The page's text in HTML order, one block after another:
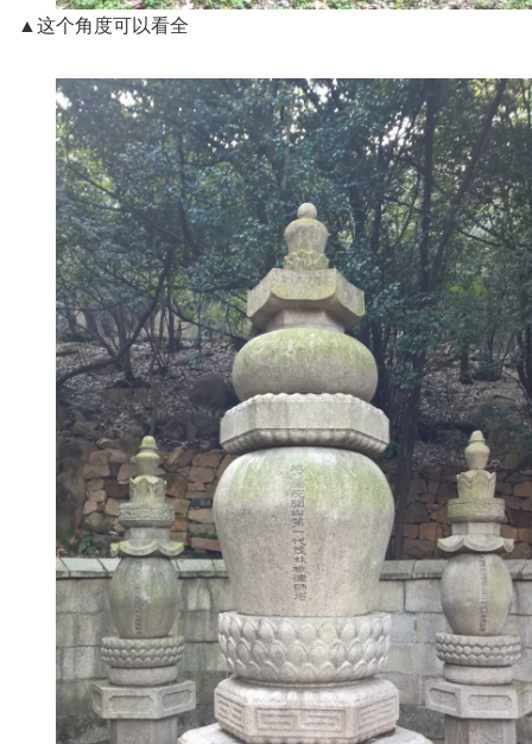
▲这个角度可以看全